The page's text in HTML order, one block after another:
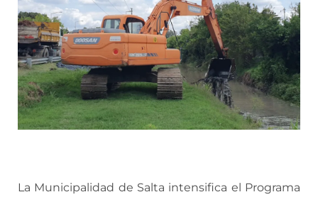
La Municipalidad de Salta intensifica el Programa